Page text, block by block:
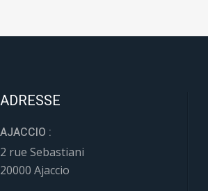
ADRESSE
AJACCIO :
2 rue Sebastiani
20000 Ajaccio